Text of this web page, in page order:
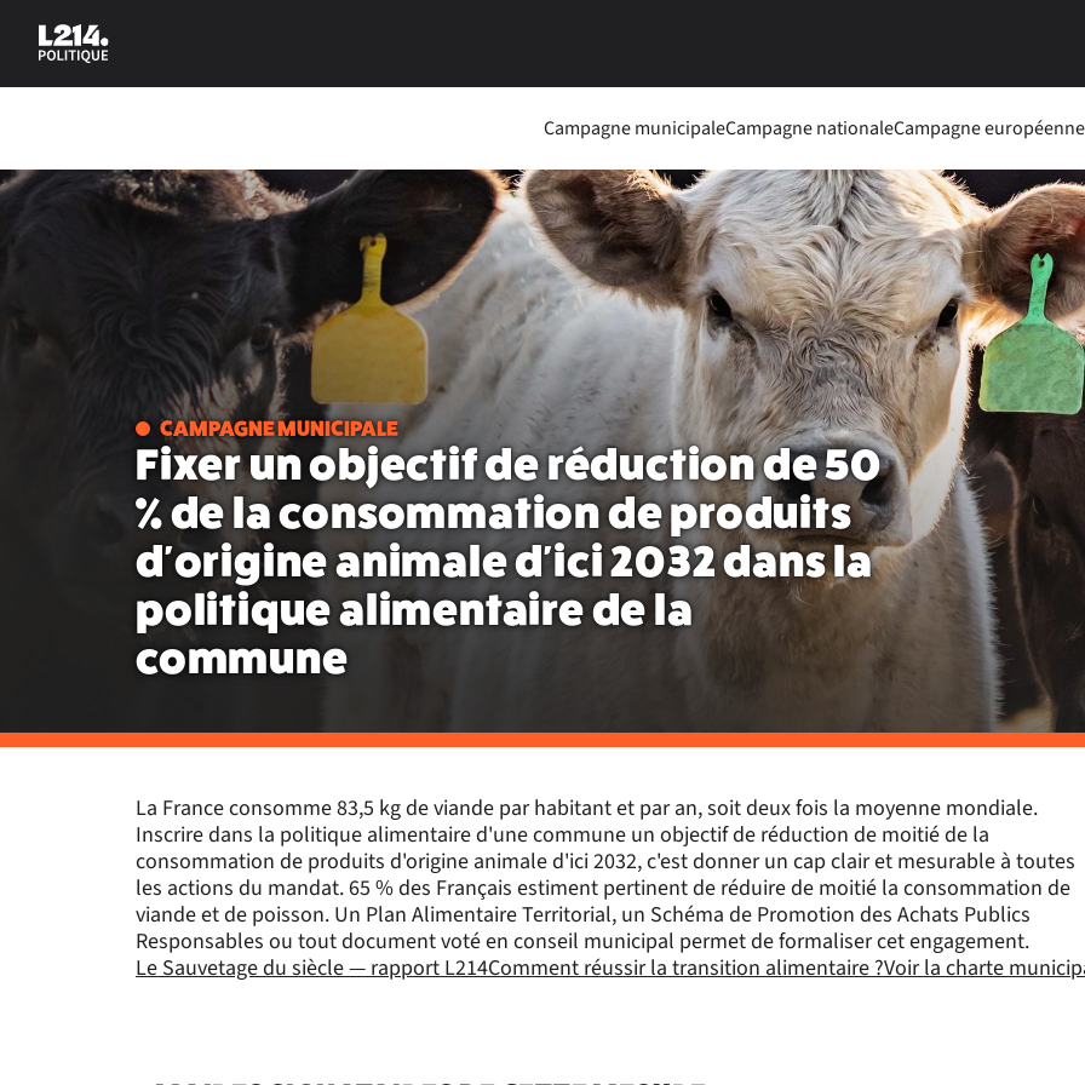
Campagne municipaleCampagne nationaleCampagne européenne
CAMPAGNE MUNICIPALE
Fixer un objectif de réduction de 50
% de la consommation de produits
d'origine animale d'ici 2032 dans la
politique alimentaire de la
commune
La France consomme 83,5 kg de viande par habitant et par an, soit deux fois la moyenne mondiale.
Inscrire dans la politique alimentaire d'une commune un objectif de réduction de moitié de la
consommation de produits d'origine animale d'ici 2032, c'est donner un cap clair et mesurable à toutes
les actions du mandat. 65 % des Français estiment pertinent de réduire de moitié la consommation de
viande et de poisson. Un Plan Alimentaire Territorial, un Schéma de Promotion des Achats Publics
Responsables ou tout document voté en conseil municipal permet de formaliser cet engagement.
Le Sauvetage du siècle — rapport L214Comment réussir la transition alimentaire ?Voir la charte